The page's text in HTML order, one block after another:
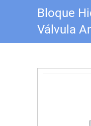
Bloque
Válvula